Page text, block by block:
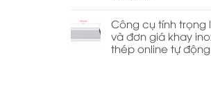
Công cụ tính trọng
và đơn giá khay
thép online tự động